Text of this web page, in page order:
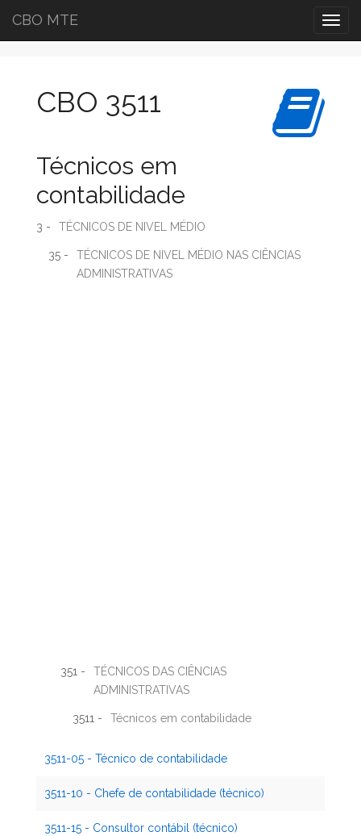
CBO MTE
CBO 3511
Técnicos em
contabilidade
3 - TÉCNICOS DE NIVEL MÉDIO
35 -
TÉCNICOS DE NIVEL MÉDIO NAS CIÊNCIAS
ADMINISTRATIVAS
351 -
TÉCNICOS DAS CIÊNCIAS
ADMINISTRATIVAS
3511 - Técnicos em contabilidade
3511-05 - Técnico de contabilidade
3511-10 - Chefe de contabilidade (técnico)
3511-15 - Consultor contábil (técnico)